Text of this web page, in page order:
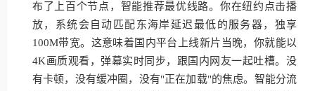
布了上百个节点，智能推荐最优线路。你在纽约点击播
放，系统会自动匹配东海岸延迟最低的服务器，独享
100M带宽。这意味着国内平台上线新片当晚，你就能以
4K画质观看，弹幕实时同步，跟国内网友一起吐槽。没
有卡顿，没有缓冲圈，没有"正在加载"的焦虑。智能分流